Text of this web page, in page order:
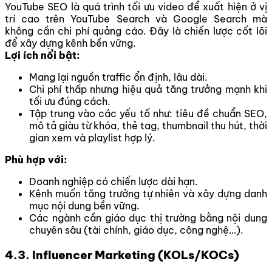
YouTube SEO là quá trình tối ưu video để xuất hiện ở vị
trí cao trên YouTube Search và Google Search mà
không cần chi phí quảng cáo. Đây là chiến lược cốt lõi
để xây dựng kênh bền vững.
Lợi ích nổi bật:
Mang lại nguồn traffic ổn định, lâu dài.
Chi phí thấp nhưng hiệu quả tăng trưởng mạnh khi
tối ưu đúng cách.
Tập trung vào các yếu tố như: tiêu đề chuẩn SEO,
mô tả giàu từ khóa, thẻ tag, thumbnail thu hút, thời
gian xem và playlist hợp lý.
Phù hợp với:
Doanh nghiệp có chiến lược dài hạn.
Kênh muốn tăng trưởng tự nhiên và xây dựng danh
mục nội dung bền vững.
Các ngành cần giáo dục thị trường bằng nội dung
chuyên sâu (tài chính, giáo dục, công nghệ…).
4.3. Influencer Marketing (KOLs/KOCs)